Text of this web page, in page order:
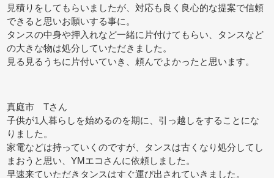
見積りをしてもらいましたが、対応も良く良心的な提案で信頼
できると思いお願いする事に。
タンスの中身や押入れなど一緒に片付けてもらい、タンスなど
の大きな物は処分していただきました。
見る見るうちに片付いていき、頼んでよかったと思います。
真庭市 Tさん
子供が1人暮らしを始めるのを期に、引っ越しをすることにな
りました。
家電などは持っていくのですが、タンスは古くなり処分してし
まおうと思い、YMエコさんに依頼しました。
早速来ていただきタンスはすぐ運び出されていきました。